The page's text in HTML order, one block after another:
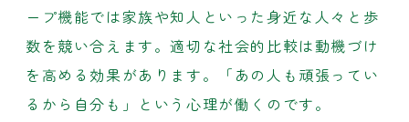
ープ機能では家族や知人といった身近な人々と歩
数を競い合えます。適切な社会的比較は動機づけ
を高める効果があります。「あの人も頑張ってい
るから自分も」という心理が働くのです。